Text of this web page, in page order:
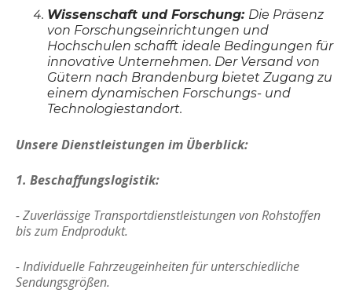
Wissenschaft und Forschung: Die Präsenz
von Forschungseinrichtungen und
Hochschulen schafft ideale Bedingungen für
innovative Unternehmen. Der Versand von
Gütern nach Brandenburg bietet Zugang zu
einem dynamischen Forschungs- und
Technologiestandort.
Unsere Dienstleistungen im Überblick:
1. Beschaffungslogistik:
- Zuverlässige Transportdienstleistungen von Rohstoffen
bis zum Endprodukt.
- Individuelle Fahrzeugeinheiten für unterschiedliche
Sendungsgrößen.